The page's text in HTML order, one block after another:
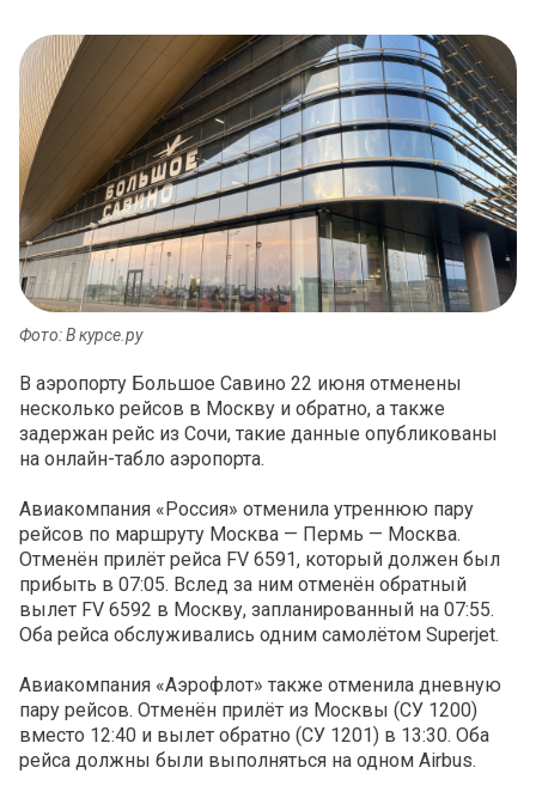
Фото: В курсе.ру
В аэропорту Большое Савино 22 июня отменены
несколько рейсов в Москву и обратно, а также
задержан рейс из Сочи, такие данные опубликованы
на онлайн-табло аэропорта.
Авиакомпания «Россия» отменила утреннюю пару
рейсов по маршруту Москва — Пермь — Москва.
Отменён прилёт рейса FV 6591, который должен был
прибыть в 07:05. Вслед за ним отменён обратный
вылет FV 6592 в Москву, запланированный на 07:55.
Оба рейса обслуживались одним самолётом Superjet.
Авиакомпания «Аэрофлот» также отменила дневную
пару рейсов. Отменён прилёт из Москвы (СУ 1200)
вместо 12:40 и вылет обратно (СУ 1201) в 13:30. Оба
рейса должны были выполняться на одном Airbus.